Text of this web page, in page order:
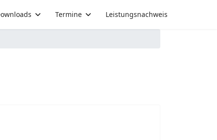
Termine Leistungsnachweis